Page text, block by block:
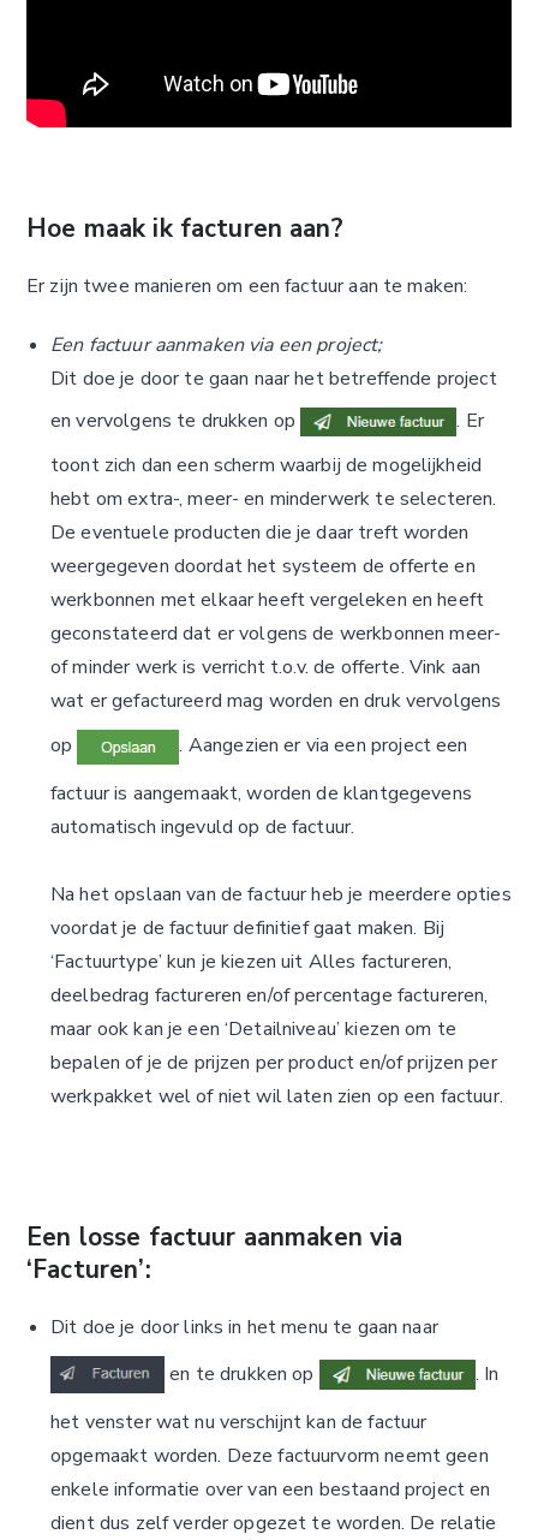
Hoe maak ik facturen aan?
Er zijn twee manieren om een factuur aan te maken:
Een factuur aanmaken via een project;
Dit doe je door te gaan naar het betreffende project
en vervolgens te drukken op
. Er
toont zich dan een scherm waarbij de mogelijkheid
hebt om extra-, meer- en minderwerk te selecteren.
De eventuele producten die je daar treft worden
weergegeven doordat het systeem de offerte en
werkbonnen met elkaar heeft vergeleken en heeft
geconstateerd dat er volgens de werkbonnen meer-
of minder werk is verricht t.o.v. de offerte. Vink aan
wat er gefactureerd mag worden en druk vervolgens
op
. Aangezien er via een project een
factuur is aangemaakt, worden de klantgegevens
automatisch ingevuld op de factuur.
Na het opslaan van de factuur heb je meerdere opties
voordat je de factuur definitief gaat maken. Bij
‘Factuurtype’ kun je kiezen uit Alles factureren,
deelbedrag factureren en/of percentage factureren,
maar ook kan je een ‘Detailniveau’ kiezen om te
bepalen of je de prijzen per product en/of prijzen per
werkpakket wel of niet wil laten zien op een factuur.
Een losse factuur aanmaken via
‘Facturen’:
Dit doe je door links in het menu te gaan naar
en te drukken op
. In
het venster wat nu verschijnt kan de factuur
opgemaakt worden. Deze factuurvorm neemt geen
enkele informatie over van een bestaand project en
dient dus zelf verder opgezet te worden. De relatie